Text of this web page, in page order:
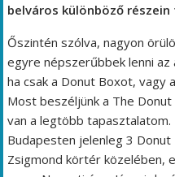
belváros különböző
Őszintén szólva, nagyon
egyre népszerűbbek lenni az
ha csak a Donut Boxot, vagy
Most beszéljünk a The
van a legtöbb
Budapesten jelenleg 3
Zsigmond körtér közelében,